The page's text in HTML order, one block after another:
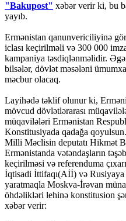
"Bakupost" xəbər verir ki, bu
yayıb.
Ermənistan qanunvericiliyinə
iclası keçirilməli və 300 000
kampaniya təsdiqlənməlidir.
bilsələr, dövlət məsələni
məcbur olacaq.
Layihədə təklif olunur ki,
mövcud dövlətlərarası
müqavilələri Ermənistan
Konstitusiyada qadağa qoyulsun.
Milli Məclisin deputatı Hikmət
Ermənistanda vətəndaşların
keçirilməsi və referenduma
İqtisadi İttifaqı(Aİİ) və Rusiyaya
yaratmaqla Moskva-İrəvan
öhdəlikləri lehinə konstitusion
xəbər verir: